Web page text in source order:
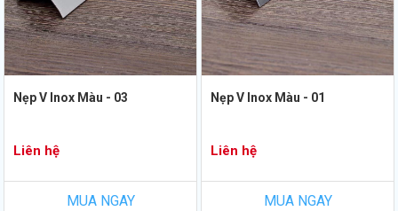
Nẹp V Inox Màu - 03
Liên hệ
MUA NGAY
Nẹp V Inox Màu - 01
Liên hệ
MUA NGAY